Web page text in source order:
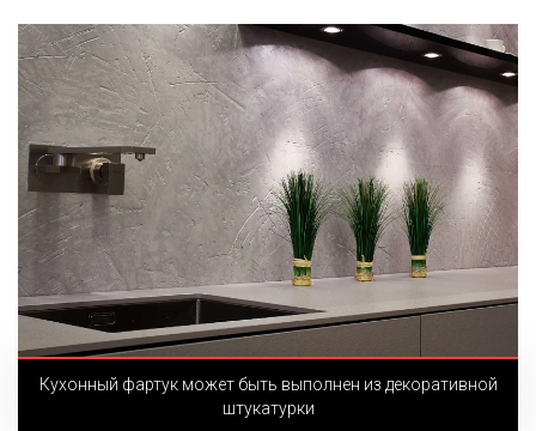
Кухонный фартук может быть выполнен из декоративной
штукатурки